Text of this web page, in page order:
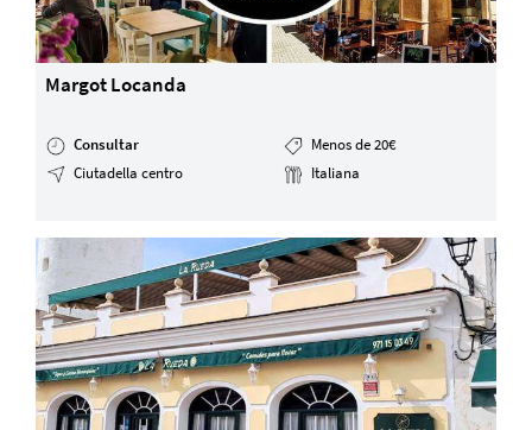
Margot Locanda
Consultar
Menos de 20€
Ciutadella centro
Italiana